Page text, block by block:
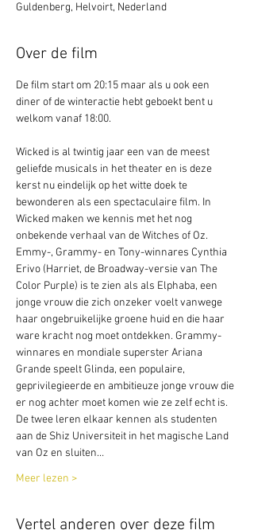
Guldenberg, Helvoirt, Nederland
Over de film
De film start om 20:15 maar als u ook een
diner of de winteractie hebt geboekt bent u
welkom vanaf 18:00.
Wicked is al twintig jaar een van de meest
geliefde musicals in het theater en is deze
kerst nu eindelijk op het witte doek te
bewonderen als een spectaculaire film. In
Wicked maken we kennis met het nog
onbekende verhaal van de Witches of Oz.
Emmy-, Grammy- en Tony-winnares Cynthia
Erivo (Harriet, de Broadway-versie van The
Color Purple) is te zien als als Elphaba, een
jonge vrouw die zich onzeker voelt vanwege
haar ongebruikelijke groene huid en die haar
ware kracht nog moet ontdekken. Grammy-
winnares en mondiale superster Ariana
Grande speelt Glinda, een populaire,
geprivilegieerde en ambitieuze jonge vrouw die
er nog achter moet komen wie ze zelf echt is.
De twee leren elkaar kennen als studenten
aan de Shiz Universiteit in het magische Land
van Oz en sluiten…
Meer lezen >
Vertel anderen over deze film